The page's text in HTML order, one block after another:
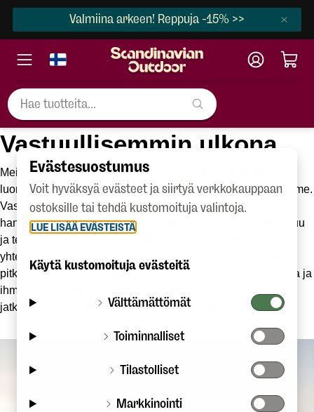
Valmiina arkeen! Reppuja -15% >>
Vastuullisemmin ulkona
Meille Scandinavian Outdoorilla yritysvastuu merkitsee
luonnon ja ihmisten kunnioittamista kaikessa toiminnassamme.
Vastuullisuusstrategiamme ytimessä ovat vastuullinen
hankinta, verkkokaupan ja toimipisteidemme ympäristövastuu
ja tehokas logistiikka, henkilöstön hyvinvointi sekä
yhteiskuntavastuu. Toimialallamme kestävä kehitys tukee
pitkäjänteistä ja kannattavaa liiketoimintaa, sillä vain luontoa ja
ihmisiä kunnioittamalla ulkoilu ja retkeily on meille kaikille
jatkossakin mahdollista puhtaassa luonnossa.
Evästesuostumus
Voit hyväksyä evästeet ja siirtyä verkkokauppaan
ostoksille tai tehdä kustomoituja valintoja.
LUE LISÄÄ EVÄSTEISTÄ
Käytä kustomoituja evästeitä
Välttämättömät
Toiminnalliset
Tilastolliset
Markkinointi